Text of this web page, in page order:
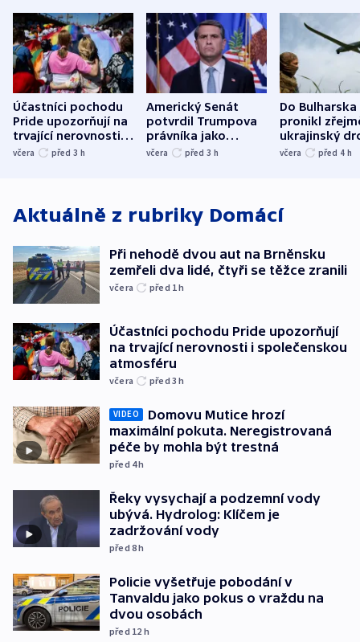
Účastníci pochodu
Pride upozorňují na
trvající nerovnosti i
společenskou
včera před 3 h
Americký Senát
potvrdil Trumpova
právníka jako
ministra
včera před 3 h
Do Bulharska
pronikl
ukrajinský
explodoval
včera před 4 h
Aktuálně z rubriky Domácí
Při nehodě dvou aut na Brněnsku
zemřeli dva lidé, čtyři se těžce zranili
včera před 1h
Účastníci pochodu Pride upozorňují
na trvající nerovnosti i společenskou
atmosféru
včera před 3h
VIDEO
Domovu Mutice hrozí
maximální pokuta. Neregistrovaná
péče by mohla být trestná
před 4h
Řeky vysychají a podzemní vody
ubývá. Hydrolog: Klíčem je
zadržování vody
před 8h
Policie vyšetřuje pobodání v
Tanvaldu jako pokus o vraždu na
dvou osobách
před 12 h